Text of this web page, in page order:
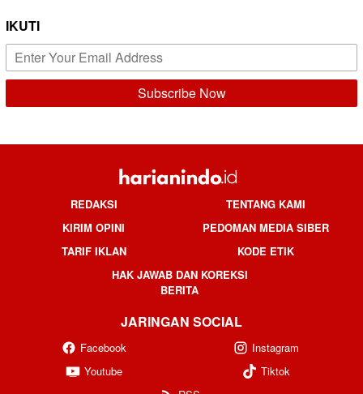
IKUTI
REDAKSI
TENTANG KAMI
KIRIM OPINI
PEDOMAN MEDIA SIBER
TARIF IKLAN
KODE ETIK
HAK JAWAB DAN KOREKSI
BERITA
JARINGAN SOCIAL
Facebook
Instagram
Youtube
Tiktok